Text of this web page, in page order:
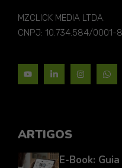
MZCLICK MEDIA LTDA.
CNPJ: 10.734.584/0001-
ARTIGOS
E-Book: